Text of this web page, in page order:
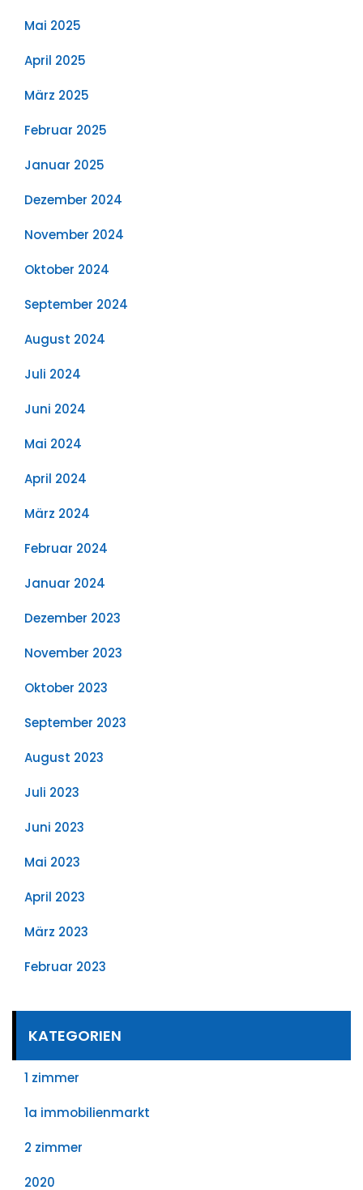
Mai 2025
April 2025
März 2025
Februar 2025
Januar 2025
Dezember 2024
November 2024
Oktober 2024
September 2024
August 2024
Juli 2024
Juni 2024
Mai 2024
April 2024
März 2024
Februar 2024
Januar 2024
Dezember 2023
November 2023
Oktober 2023
September 2023
August 2023
Juli 2023
Juni 2023
Mai 2023
April 2023
März 2023
Februar 2023
KATEGORIEN
1 zimmer
1a immobilienmarkt
2 zimmer
2020